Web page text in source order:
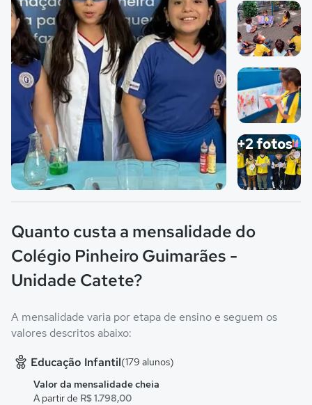
Imagem 1
Imagem 2
Imagem 3
+2 fotos
Quanto custa a mensalidade do
Colégio Pinheiro Guimarães -
Unidade Catete?
A mensalidade varia por etapa de ensino e seguem os
valores descritos abaixo:
Educação Infantil(179 alunos)
Valor da mensalidade cheia
A partir de R$ 1.798,00